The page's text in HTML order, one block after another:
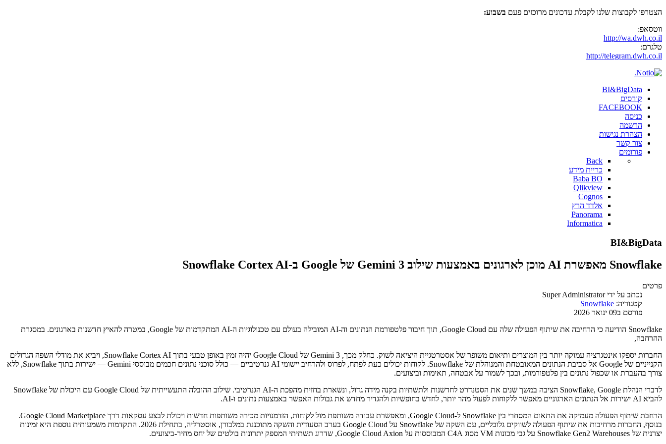
הצטרפו לקבוצות שלנו לקבלת עדכונים מרוכזים פעם בשבוע:
ווטסאפ:
http://wa.dwh.co.il
טלגרם:
http://telegram.dwh.co.il
BI&BigData
קורסים
FACEBOOK
כניסה
הרשמה
הצהרת נגישות
צור קשר
פורומים
Back
כריית מידע
Baba BO
Qlikview
Cognos
אלדד הרץ
Panorama
Informatica
BI&BigData
Snowflake מאפשרת AI מוכן לארגונים באמצעות שילוב Gemini 3 של Google ב-Snowflake Cortex AI
פרטים
נכתב על ידיSuper Administrator
קטגוריה: Snowflake
פורסם ב09 ינואר 2026
Snowflake הודיעה כי הרחיבה את שיתוף הפעולה שלה עם Google Cloud, תוך חיבור פלטפורמת הנתונים וה-AI המובילה בעולם עם טכנולוגיות ה-AI המתקדמות של Google, במטרה להאיץ חדשנות בארגונים. במסגרת
ההרחבה,
החברות יספקו אינטגרציה עמוקה יותר בין המוצרים ותיאום משופר של אסטרטגיית היציאה לשוק. כחלק מכך, Gemini 3 של Google Cloud יהיה זמין באופן טבעי בתוך Snowflake Cortex AI, ויביא את מודלי השפה הגדולים
הקנייניים של Google אל סביבת הנתונים המאובטחת והמנוהלת של Snowflake. לקוחות יכולים כעת לפתח, לפרוס ולהרחיב יישומי AI גנרטיביים — כולל סוכני נתונים חכמים מבוססי Gemini — ישירות בתוך Snowflake, ללא
צורך בהעברת או שכפול נתונים בין פלטפורמות, ובכך לשמור על אבטחה, תאימות וביצועים.
לדברי הנהלת Snowflake, Google הציבה במשך שנים את הסטנדרט לחדשנות ולתשתיות בקנה מידה גדול, ונשארת בחזית מהפכת ה-AI הגנרטיבי. שילוב ההובלה התעשייתית של Google Cloud עם היכולת של Snowflake
להביא AI ישירות אל הנתונים הארגוניים מאפשר ללקוחות לפעול מהר יותר, לחדש בחופשיות ולהגדיר מחדש את גבולות האפשר באמצעות נתונים ו-AI.
הרחבת שיתוף הפעולה מעמיקה את התאום המסחרי בין Snowflake ל-Google Cloud, ומאפשרת עבודה משותפת מול לקוחות, הזדמנויות מכירה משותפות חדשות ויכולת לבצע עסקאות דרך Google Cloud Marketplace.
בנוסף, החברות מרחיבות את שיתוף הפעולה לשווקים גלובליים, עם השקה של Snowflake על Google Cloud בערב הסעודית והשקה מתוכננת במלבורן, אוסטרליה, בתחילת 2026. התקדמות משמעותית נוספת היא זמינות
יצרנית של Snowflake Gen2 Warehouses על גבי מכונות VM מסוג C4A המבוססות על Google Cloud Axion, שדרוג תשתיתי המספק יתרונות בולטים של יחס מחיר-ביצועים.